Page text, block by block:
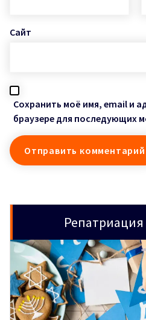
Сайт
Сохранить моё имя, email и
браузере для последующих